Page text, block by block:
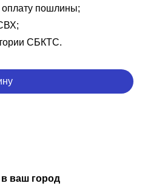
оплату пошлины;
СБКТС.
ваш город